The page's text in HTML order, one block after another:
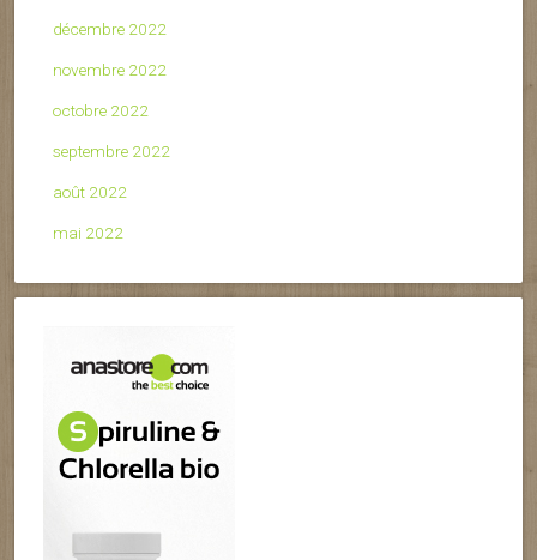
décembre 2022
novembre 2022
octobre 2022
septembre 2022
août 2022
mai 2022